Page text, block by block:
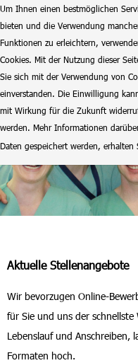
Um Ihnen einen bestmöglichen
bieten und die Verwendung
Funktionen zu erleichtern,
Cookies. Mit der Nutzung dieser
Sie sich mit der Verwendung von
einverstanden. Die Einwilligung
mit Wirkung für die Zukunft
werden. Mehr Informationen
Daten gespeichert werden, erhalten
Aktuelle Stellenangebote
Wir bevorzugen Online-
für Sie und uns der
Lebenslauf und Anschreiben,
Formaten hoch.